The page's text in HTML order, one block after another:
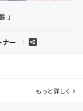
」
ナー
もっと詳しく